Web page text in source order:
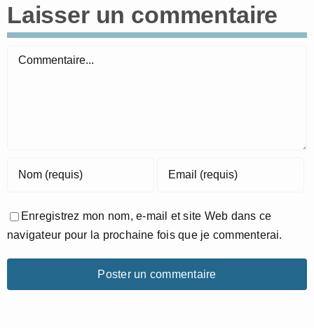
Laisser un commentaire
Commentaire
Enregistrez mon nom, e-mail et site Web dans ce
navigateur pour la prochaine fois que je commenterai.